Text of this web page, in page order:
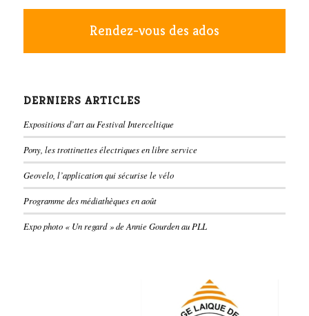
Rendez-vous des ados
DERNIERS ARTICLES
Expositions d’art au Festival Interceltique
Pony, les trottinettes électriques en libre service
Geovelo, l’application qui sécurise le vélo
Programme des médiathèques en août
Expo photo « Un regard » de Annie Gourden au PLL